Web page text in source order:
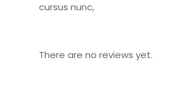
cursus nunc,
There are no reviews yet.